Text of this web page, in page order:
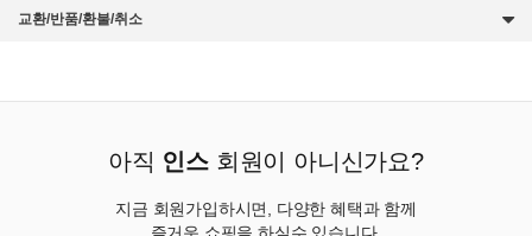
교환/반품/환불/취소
아직 인스 회원이 아니신가요?
지금 회원가입하시면, 다양한 혜택과 함께
즐거운 쇼핑을 하실수 있습니다.